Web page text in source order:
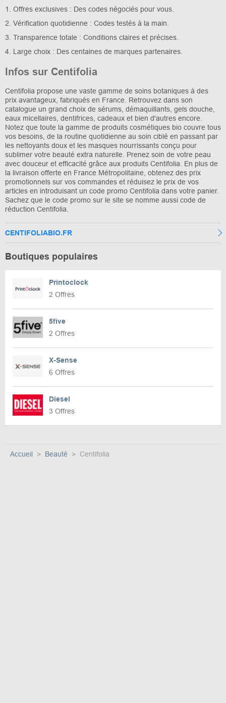
1. Offres exclusives : Des codes négociés pour vous.
2. Vérification quotidienne : Codes testés à la main.
3. Transparence totale : Conditions claires et précises.
4. Large choix : Des centaines de marques partenaires.
Infos sur Centifolia
Centifolia propose une vaste gamme de soins botaniques à des
prix avantageux, fabriqués en France. Retrouvez dans son
catalogue un grand choix de sérums, démaquillants, gels douche,
eaux micellaires, dentifrices, cadeaux et bien d'autres encore.
Notez que toute la gamme de produits cosmétiques bio couvre tous
vos besoins, de la routine quotidienne au soin ciblé en passant par
les nettoyants doux et les masques nourrissants conçu pour
sublimer votre beauté extra naturelle. Prenez soin de votre peau
avec douceur et efficacité grâce aux produits Centifolia. En plus de
la livraison offerte en France Métropolitaine, obtenez des prix
promotionnels sur vos commandes et réduisez le prix de vos
articles en introduisant un code promo Centifolia dans votre panier.
Sachez que le code promo sur le site se nomme aussi code de
réduction Centifolia.
CENTIFOLIABIO.FR
Boutiques populaires
Printoclock
2 Offres
5five
2 Offres
X-Sense
6 Offres
Diesel
3 Offres
Accueil Beauté Centifolia